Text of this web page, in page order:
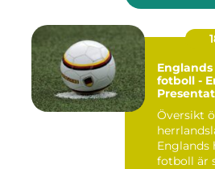
fotboll -
Översikt
Englands
fotboll är